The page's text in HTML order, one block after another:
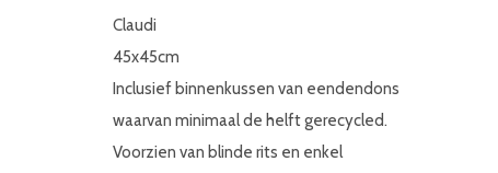
Claudi
45x45cm
Inclusief binnenkussen van eendendons
waarvan minimaal de helft gerecycled.
Voorzien van blinde rits en enkel